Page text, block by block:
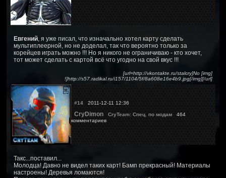
Евгений , я уже писал, что изначально хотел карту сделать
мультиплеерной, но не доделал, так что вероятно только за
корейцев играть можно !!! Но я никого не ограничиваю - кто хочет,
тот может сделать с картой всё что угодно на свой вкус !!!
[url=http://vkontakte.ru/stalcry]No [img]
!]http://s57.radikal.ru/i157/1104/5f/8a608e16e4b9.jpg[/img][/url]
#14 2011-12-11 12:36
CryDimon CryTeam: Спец. по модам 464
комментариев
Такс...поставил...
Молодца! Давно не видел таких карт! Бамп прекрасный! Материалы
настроены! Деревья ломаются!